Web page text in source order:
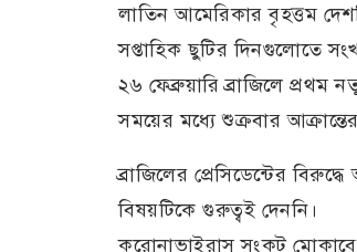
লাতিন আমেরিকার বৃহত্তম
সপ্তাহিক ছুটির দিনগুলোতে
২৬ ফেব্রুয়ারি ব্রাজিলে
সময়ের মধ্যে শুক্রবার
ব্রাজিলের প্রেসিডেন্টের
বিষয়টিকে গুরুত্বই দেননি।
করোনাভাইরাস সংকট